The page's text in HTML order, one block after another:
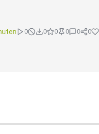
0 0 0 0 0 0